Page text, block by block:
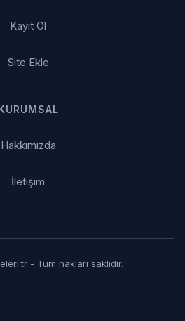
Kayıt Ol
Site Ekle
Hakkımızda
İletişim
- Tüm hakları saklıdır.